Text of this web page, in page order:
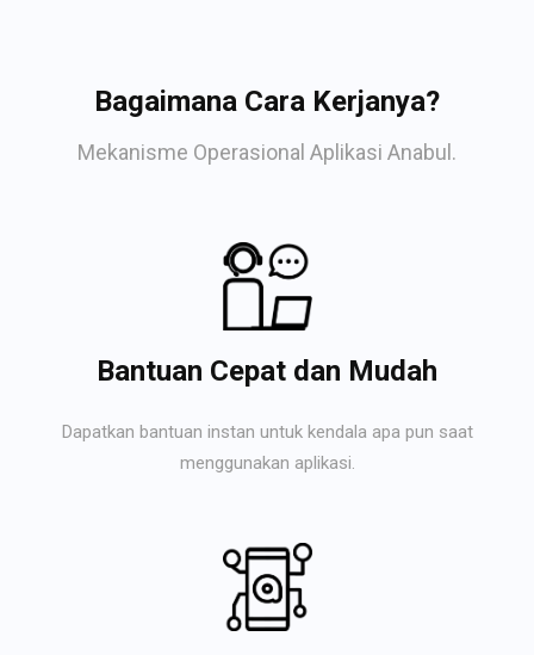
Bagaimana Cara Kerjanya?
Mekanisme Operasional Aplikasi Anabul.
Bantuan Cepat dan Mudah
Dapatkan bantuan instan untuk kendala apa pun saat
menggunakan aplikasi.